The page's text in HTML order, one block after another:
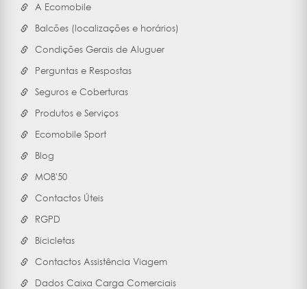
A Ecomobile
Balcões (localizações e horários)
Condições Gerais de Aluguer
Perguntas e Respostas
Seguros e Coberturas
Produtos e Serviços
Ecomobile Sport
Blog
MOB'50
Contactos Úteis
RGPD
Bicicletas
Contactos Assistência Viagem
Dados Caixa Carga Comerciais